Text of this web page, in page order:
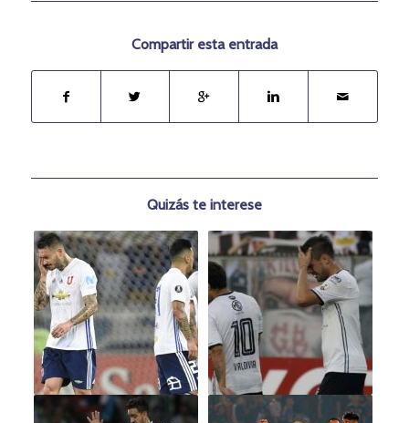
Compartir esta entrada
Quizás te interese